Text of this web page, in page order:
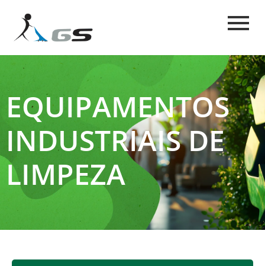
EQUIPAMENTOS
INDUSTRIAIS DE
LIMPEZA